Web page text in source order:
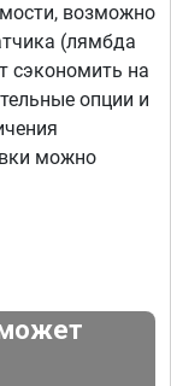
возможно
(лямбда
сэкономить на
опции и
можно